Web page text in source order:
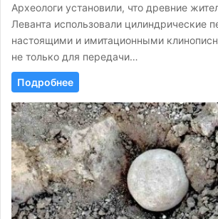
Археологи установили, что древние
Леванта использовали цилиндрические
настоящими и имитационными
не только для передачи…
Подробнее